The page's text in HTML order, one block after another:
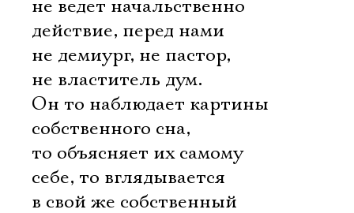
не ведет начальственно
действие, перед нами
не демиург, не пастор,
не властитель дум.
Он то наблюдает картины
собственного сна,
то объясняет их самому
себе, то вглядывается
в свой же собственный